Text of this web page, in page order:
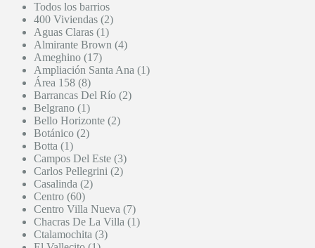
Todos los barrios
400 Viviendas (2)
Aguas Claras (1)
Almirante Brown (4)
Ameghino (17)
Ampliación Santa Ana (1)
Área 158 (8)
Barrancas Del Río (2)
Belgrano (1)
Bello Horizonte (2)
Botánico (2)
Botta (1)
Campos Del Este (3)
Carlos Pellegrini (2)
Casalinda (2)
Centro (60)
Centro Villa Nueva (7)
Chacras De La Villa (1)
Ctalamochita (3)